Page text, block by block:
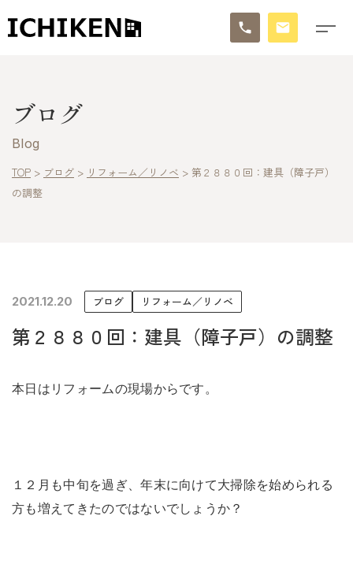
ブログ
施工事例
会社情報
ブログ
Blog
TOP > ブログ > リフォーム／リノベ > 第２８８０回：建具（障子戸）
の調整
2021.12.20 ブログ リフォーム／リノベ
第２８８０回：建具（障子戸）の調整
本日はリフォームの現場からです。
１２月も中旬を過ぎ、年末に向けて大掃除を始められる
方も増えてきたのではないでしょうか？